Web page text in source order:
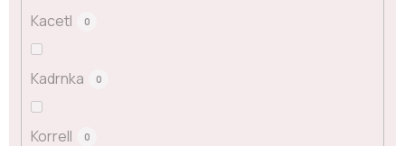
Kacetl 0
Kadrnka 0
Korrell 0